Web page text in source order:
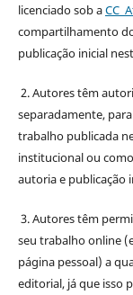
licenciado sob aCC
compartilhamento
publicação inicial
2. Autores têm
separadamente,
trabalho publicada
institucional ou
autoria e publicação
3. Autores têm
seu trabalho online
página pessoal) a
editorial, já que isso